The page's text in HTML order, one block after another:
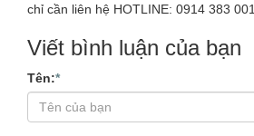
chỉ cần liên hệ HOTLINE: 0914 383 001
Viết bình luận của bạn
Tên:*